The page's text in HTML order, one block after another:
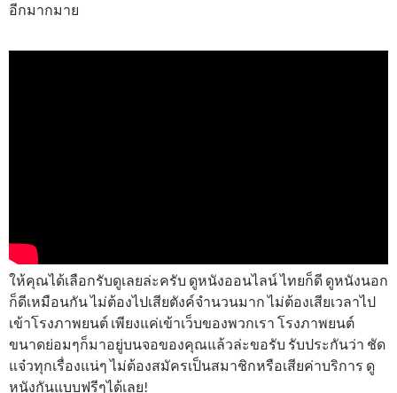
อีกมากมาย
ให้คุณได้เลือกรับดูเลยล่ะครับ ดูหนังออนไลน์ ไทยก็ดี ดูหนังนอก
ก็ดีเหมือนกัน ไม่ต้องไปเสียตังค์จำนวนมาก ไม่ต้องเสียเวลาไป
เข้าโรงภาพยนต์ เพียงแค่เข้าเว็บของพวกเรา โรงภาพยนต์
ขนาดย่อมๆก็มาอยู่บนจอของคุณแล้วล่ะขอรับ รับประกันว่า ชัด
แจ๋วทุกเรื่องแน่ๆ ไม่ต้องสมัครเป็นสมาชิกหรือเสียค่าบริการ ดู
หนังกันแบบฟรีๆได้เลย!